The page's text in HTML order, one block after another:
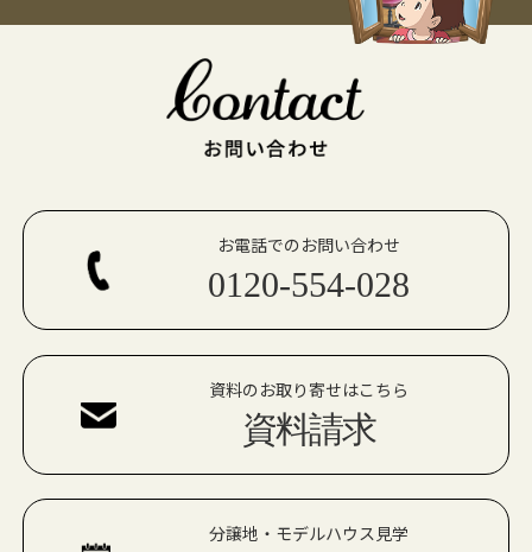
お電話でのお問い合わせ
0120-554-028
資料のお取り寄せはこちら
資料請求
分譲地・モデルハウス見学